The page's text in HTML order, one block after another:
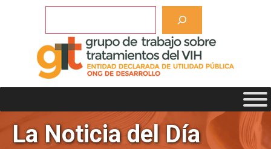
La Noticia del Día